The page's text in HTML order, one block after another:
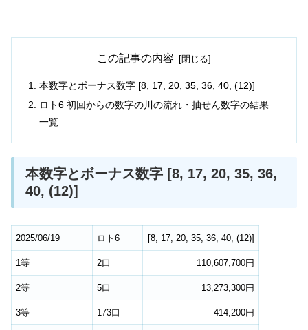
この記事の内容
本数字とボーナス数字 [8, 17, 20, 35, 36, 40, (12)]
ロト6 初回からの数字の川の流れ・抽せん数字の結果
一覧
本数字とボーナス数字 [8, 17, 20, 35, 36,
40, (12)]
2025/06/19 ロト6 [8, 17, 20, 35, 36, 40, (12)]
1等 2口 110,607,700円
2等 5口 13,273,300円
3等 173口 414,200円